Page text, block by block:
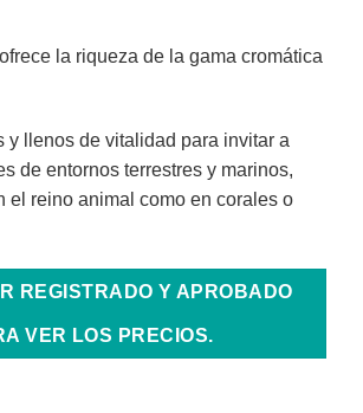
la riqueza de la gama cromática
y llenos de vitalidad para invitar a
de entornos terrestres y marinos,
el reino animal como en corales o
REGISTRADO Y APROBADO
VER LOS PRECIOS.